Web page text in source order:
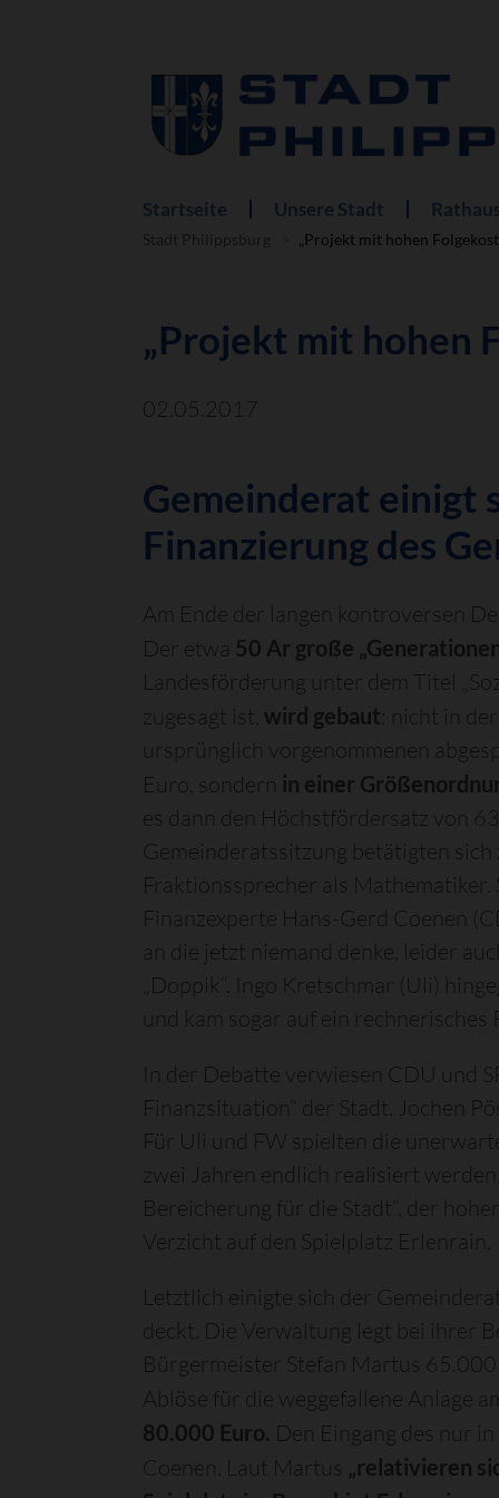
Navigation
überspringen
Startseite Unsere Stadt
„Projekt mit hohen
„Projekt mit hohen
02.05.2017
Gemeinderat einigt
Finanzierung des
Am Ende der langen kontroversen
Der etwa 50 Ar große
Landesförderung unter dem Titel
zugesagt ist, wird gebaut: nicht in
ursprünglich vorgenommenen
Euro, sondern in einer
es dann den Höchstfördersatz von
Gemeinderatssitzung betätigten sich
Fraktionssprecher als Mathematiker.
Finanzexperte Hans-Gerd Coenen
an die jetzt niemand denke, leider
„Doppik“. Ingo Kretschmar (Uli)
und kam sogar auf ein rechnerisches
In der Debatte verwiesen CDU und
Finanzsituation“ der Stadt. Jochen
Für Uli und FW spielten die
zwei Jahren endlich realisiert
Bereicherung für die Stadt“, der
Verzicht auf den Spielplatz Erlenrain.
Letztlich einigte sich der
deckt. Die Verwaltung legt bei ihrer
Bürgermeister Stefan Martus
Ablöse für die weggefallene Anlage
80.000 Euro. Den Eingang des nur
Coenen. Laut Martus „relativieren